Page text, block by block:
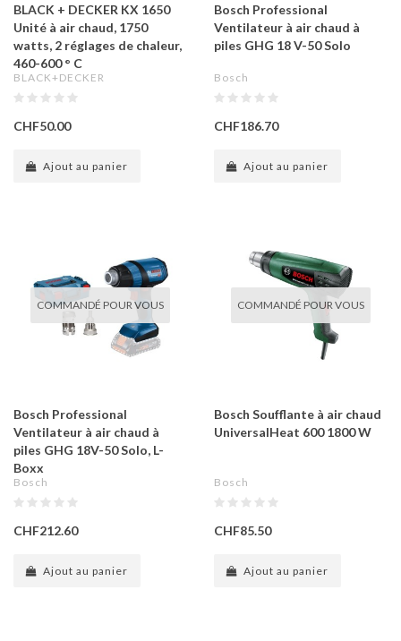
BLACK + DECKER KX 1650
Unité à air chaud, 1750
watts, 2 réglages de chaleur,
460-600 ° C
BLACK+DECKER
CHF50.00
Ajout au panier
Bosch Professional
Ventilateur à air chaud à
piles GHG 18 V-50 Solo
Bosch
CHF186.70
Ajout au panier
COMMANDÉ POUR VOUS
Bosch Professional
Ventilateur à air chaud à
piles GHG 18V-50 Solo, L-
Boxx
Bosch
CHF212.60
Ajout au panier
COMMANDÉ POUR VOUS
Bosch Soufflante à air chaud
UniversalHeat 600 1800 W
Bosch
CHF85.50
Ajout au panier